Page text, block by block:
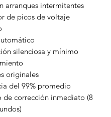
arranques intermitentes
de picos de voltaje
silenciosa y mínimo
originales
del 99% promedio
de corrección inmediato (8